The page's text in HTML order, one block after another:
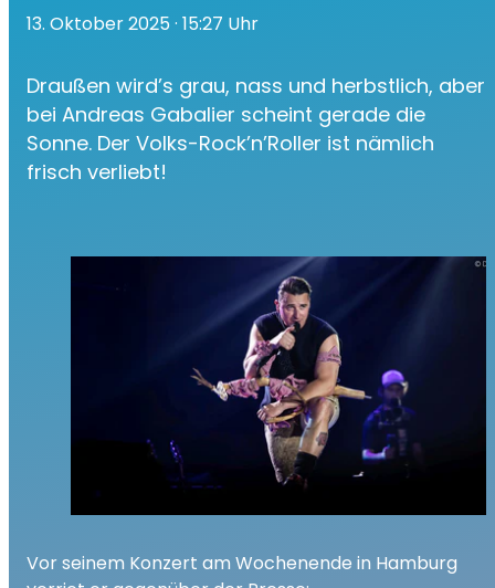
13. Oktober 2025· 15:27 Uhr
Draußen wird’s grau, nass und herbstlich, aber
bei Andreas Gabalier scheint gerade die
Sonne. Der Volks-Rock’n’Roller ist nämlich
frisch verliebt!
Vor seinem Konzert am Wochenende in Hamburg